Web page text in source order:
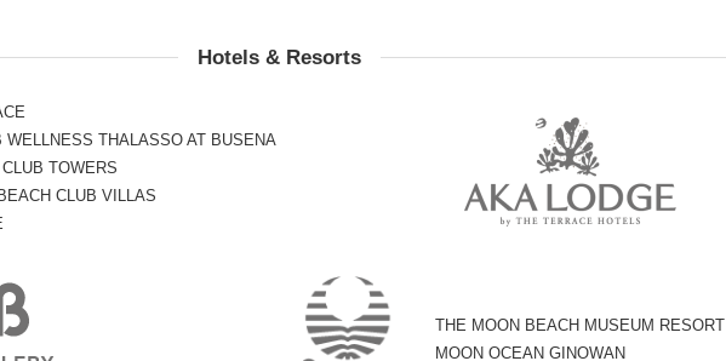
Hotels & Resorts
WELLNESS THALASSO AT BUSENA
TOWERS
CLUB VILLAS
THE MOON BEACH MUSEUM RESORT
MOON OCEAN GINOWAN